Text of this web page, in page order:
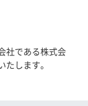
社である株式会
します。